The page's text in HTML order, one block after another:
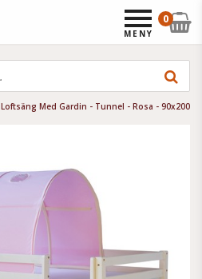
Loftsäng Med Gardin - Tunnel - Rosa - 90x200
0
MENY